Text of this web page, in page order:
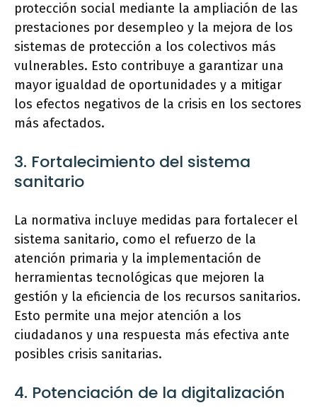
protección social mediante la ampliación de las
prestaciones por desempleo y la mejora de los
sistemas de protección a los colectivos más
vulnerables. Esto contribuye a garantizar una
mayor igualdad de oportunidades y a mitigar
los efectos negativos de la crisis en los sectores
más afectados.
3. Fortalecimiento del sistema
sanitario
La normativa incluye medidas para fortalecer el
sistema sanitario, como el refuerzo de la
atención primaria y la implementación de
herramientas tecnológicas que mejoren la
gestión y la eficiencia de los recursos sanitarios.
Esto permite una mejor atención a los
ciudadanos y una respuesta más efectiva ante
posibles crisis sanitarias.
4. Potenciación de la digitalización